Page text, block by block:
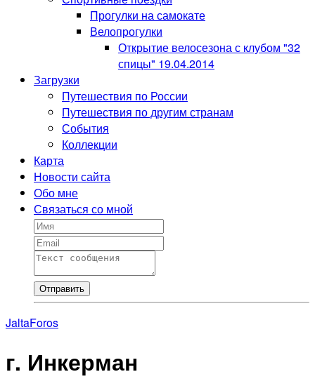
Прогулки на самокате
Велопрогулки
Открытие велосезона с клубом "32
спицы" 19.04.2014
Загрузки
Путешествия по России
Путешествия по другим странам
События
Коллекции
Карта
Новости сайта
Обо мне
Связаться со мной
Отправить
JaltaForos
г. Инкерман